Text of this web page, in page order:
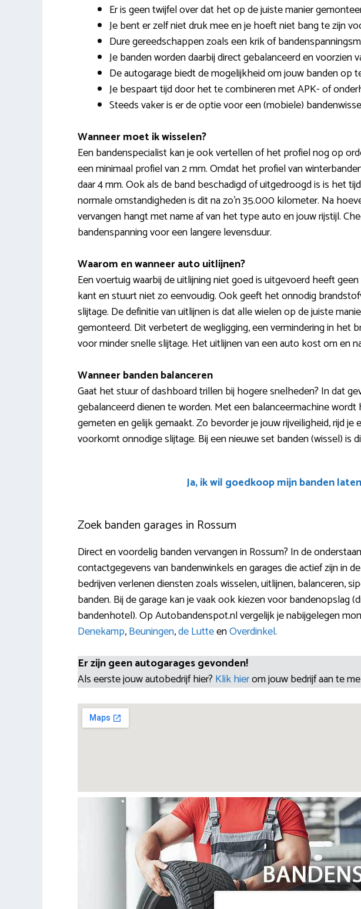
Er is geen twijfel over dat het op de juiste manier
Je bent er zelf niet druk mee en je hoeft niet bang te zijn
Dure gereedschappen zoals een krik of
Je banden worden daarbij direct gebalanceerd en voorzien
De autogarage biedt de mogelijkheid om jouw banden op
Je bespaart tijd door het te combineren met APK- of
Steeds vaker is er de optie voor een (mobiele)
Wanneer moet ik wisselen?
Een bandenspecialist kan je ook vertellen of het profiel nog op
een minimaal profiel van 2 mm. Omdat het profiel van
daar 4 mm. Ook als de band beschadigd of uitgedroogd is is het
normale omstandigheden is dit na zo’n 35.000 kilometer. Na
vervangen hangt met name af van het type auto en jouw rijstijl.
bandenspanning voor een langere levensduur.
Waarom en wanneer auto uitlijnen?
Een voertuig waarbij de uitlijning niet goed is uitgevoerd heeft
kant en stuurt niet zo eenvoudig. Ook geeft het onnodig
slijtage. De definitie van uitlijnen is dat alle wielen op de juiste
gemonteerd. Dit verbetert de wegligging, een vermindering in het
voor minder snelle slijtage. Het uitlijnen van een auto kost om en
Wanneer banden balanceren
Gaat het stuur of dashboard trillen bij hogere snelheden? In dat
gebalanceerd dienen te worden. Met een balanceermachine
gemeten en gelijk gemaakt. Zo bevorder je jouw rijveiligheid, rijd je
voorkomt onnodige slijtage. Bij een nieuwe set banden (wissel) is
Ja, ik wil goedkoop mijn banden
Zoek banden garages in Rossum
Direct en voordelig banden vervangen in Rossum? In de
contactgegevens van bandenwinkels en garages die actief zijn in
bedrijven verlenen diensten zoals wisselen, uitlijnen, balanceren,
banden. Bij de garage kan je vaak ook kiezen voor bandenopslag
bandenhotel). Op Autobandenspot.nl vergelijk je nabijgelegen
Denekamp,Beuningen,de LutteenOverdinkel.
Er zijn geen autogarages gevonden!
Als eerste jouw autobedrijf hier? Klik hierom jouw bedrijf aan te